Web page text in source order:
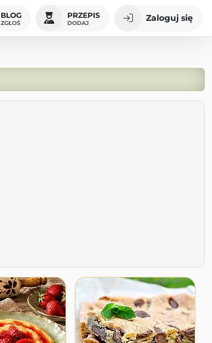
BLOG
ZGŁOŚ
PRZEPIS
DODAJ Zaloguj się